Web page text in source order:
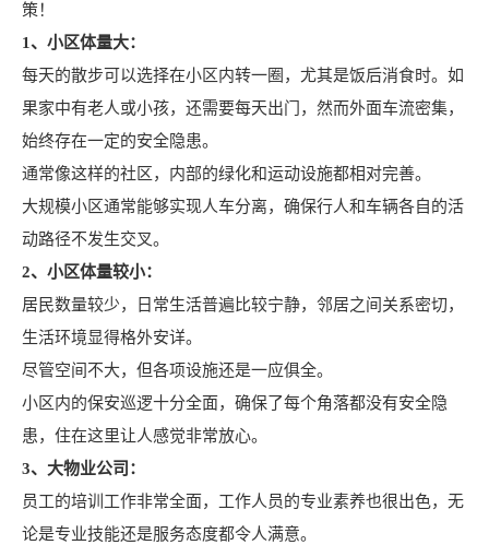
策！
1、小区体量大：
每天的散步可以选择在小区内转一圈，尤其是饭后消食时。如
果家中有老人或小孩，还需要每天出门，然而外面车流密集，
始终存在一定的安全隐患。
通常像这样的社区，内部的绿化和运动设施都相对完善。
大规模小区通常能够实现人车分离，确保行人和车辆各自的活
动路径不发生交叉。
2、小区体量较小：
居民数量较少，日常生活普遍比较宁静，邻居之间关系密切，
生活环境显得格外安详。
尽管空间不大，但各项设施还是一应俱全。
小区内的保安巡逻十分全面，确保了每个角落都没有安全隐
患，住在这里让人感觉非常放心。
3、大物业公司：
员工的培训工作非常全面，工作人员的专业素养也很出色，无
论是专业技能还是服务态度都令人满意。